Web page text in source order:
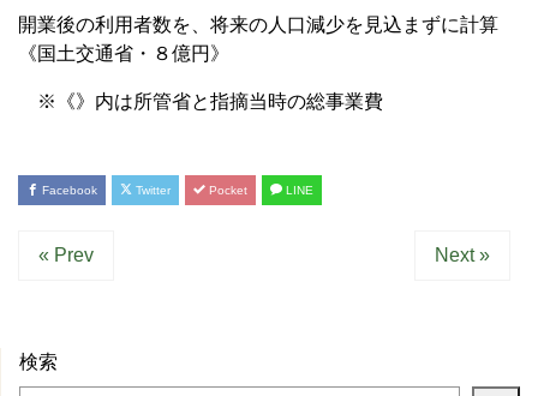
開業後の利用者数を、将来の人口減少を見込まずに計算
《国土交通省・８億円》
※《》内は所管省と指摘当時の総事業費
Facebook Twitter Pocket LINE
« Prev Next »
検索